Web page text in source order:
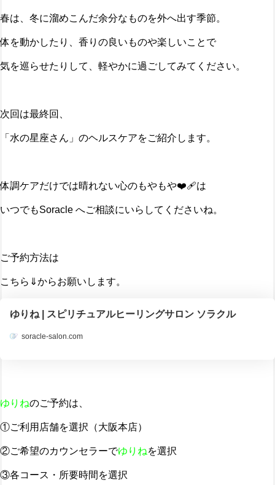
春は、冬に溜めこんだ余分なものを外へ出す季節。
体を動かしたり、香りの良いものや楽しいことで
気を巡らせたりして、軽やかに過ごしてみてください。
次回は最終回、
「水の星座さん」のヘルスケアをご紹介します。
体調ケアだけでは晴れない心のもやもや❤️‍🩹は
いつでもSoracle へご相談にいらしてくださいね。
ご予約方法は
こちら⇓からお願いします。
ゆりね | スピリチュアルヒーリングサロン ソラクル
soracle-salon.com
ゆりねのご予約は、
①ご利用店舗を選択（大阪本店）
②ご希望のカウンセラーでゆりねを選択
③各コース・所要時間を選択